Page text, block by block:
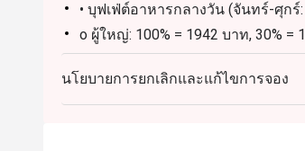
• บุฟเฟ่ต์อาหารกลางวัน (จันทร์-ศุกร์:
o ผู้ใหญ่: 100% = 1942 บาท, 30% =
o เด็ก: 100% = 971 บาท, 30% =
• บุฟเฟ่ต์อาหารกลางวัน (เสาร์:
o ผู้ใหญ่: 100% = 2589 บาท, 30% =
นโยบายการยกเลิกและแก้ไขการจอง